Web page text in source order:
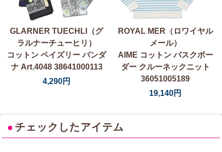
GLARNER TUECHLI（グ
ラルナーチューヒリ）
コットン ペイズリー バンダ
ナ Art.4048 38641000113
4,290円
ROYAL MER（ロワイヤル
メール）
AIME コットン バスクボー
ダー クルーネックニット
36051005189
19,140円
● チェックしたアイテム